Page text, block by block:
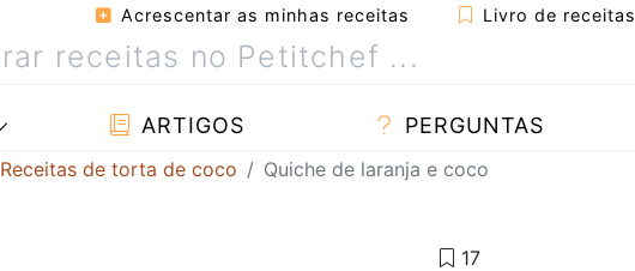
Acrescentar as minhas receitas Livro de receitas
ARTIGOS PERGUNTAS
Receitas de torta de coco Quiche de laranja e coco